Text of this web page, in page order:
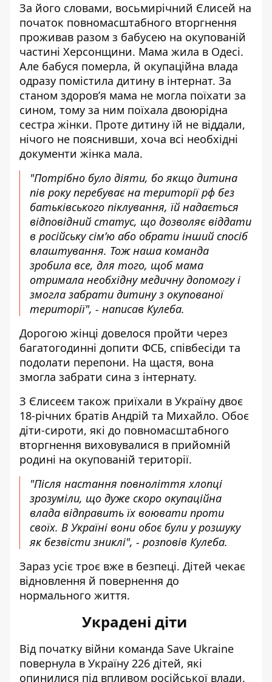
За його словами, восьмирічний Єлисей на
початок повномасштабного вторгнення
проживав разом з бабусею на окупованій
частині Херсонщини. Мама жила в Одесі.
Але бабуся померла, й окупаційна влада
одразу помістила дитину в інтернат. За
станом здоров’я мама не могла поїхати за
сином, тому за ним поїхала двоюрідна
сестра жінки. Проте дитину їй не віддали,
нічого не пояснивши, хоча всі необхідні
документи жінка мала.
"Потрібно було діяти, бо якщо дитина
пів року перебуває на території рф без
батьківського піклування, їй надається
відповідний статус, що дозволяє віддати
в російську сімʼю або обрати інший спосіб
влаштування. Тож наша команда
зробила все, для того, щоб мама
отримала необхідну медичну допомогу і
змогла забрати дитину з окупованої
території", - написав Кулеба.
Дорогою жінці довелося пройти через
багатогодинні допити ФСБ, співбесіди та
подолати перепони. На щастя, вона
змогла забрати сина з інтернату.
З Єлисеєм також приїхали в Україну двоє
18-річних братів Андрій та Михайло. Обоє
діти-сироти, які до повномасштабного
вторгнення виховувалися в прийомній
родині на окупованій території.
"Після настання повноліття хлопці
зрозуміли, що дуже скоро окупаційна
влада відправить їх воювати проти
своїх. В Україні вони обоє були у розшуку
як безвісти зниклі", - розповів Кулеба.
Зараз усіє троє вже в безпеці. Дітей чекає
відновлення й повернення до
нормального життя.
Украдені діти
Від початку війни команда Save Ukraine
повернула в Україну 226 дітей, які
опинилися під впливом російської влади.